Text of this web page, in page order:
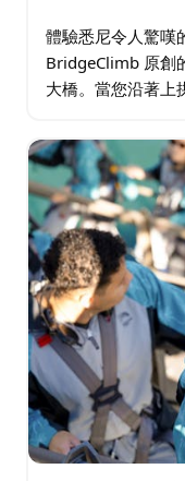
體驗悉尼令人驚嘆
BridgeClimb 原創
大橋。當您沿著上
及周圍的海港和城